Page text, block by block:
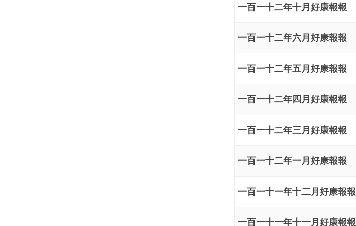
一百一十二年十月好康報報
一百一十二年六月好康報報
一百一十二年五月好康報報
一百一十二年四月好康報報
一百一十二年三月好康報報
一百一十二年一月好康報報
一百一十一年十二月好康報報
一百一十一年十一月好康報報